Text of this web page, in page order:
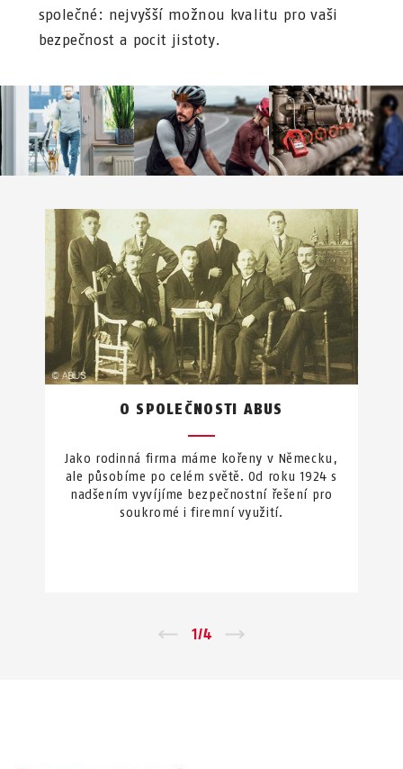
společné: nejvyšší možnou kvalitu pro vaši
bezpečnost a pocit jistoty.
O SPOLEČNOSTI ABUS
Jako rodinná firma máme kořeny v Německu,
ale působíme po celém světě. Od roku 1924 s
nadšením vyvíjíme bezpečnostní řešení pro
soukromé i firemní využití.
1/4